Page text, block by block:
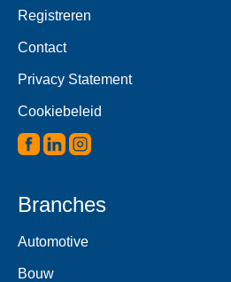
Registreren
Contact
Privacy Statement
Cookiebeleid
Branches
Automotive
Bouw